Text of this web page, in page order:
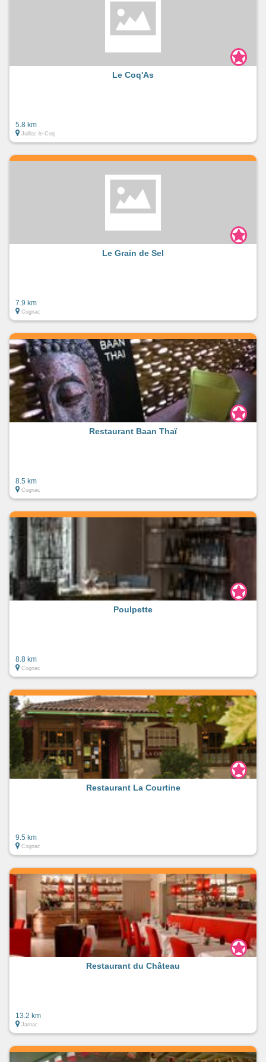
Le Coq'As
5.8 km
Juillac-le-Coq
Le Grain de Sel
7.9 km
Cognac
Restaurant Baan Thaï
8.5 km
Cognac
Poulpette
8.8 km
Cognac
Restaurant La Courtine
9.5 km
Cognac
Restaurant du Château
13.2 km
Jarnac